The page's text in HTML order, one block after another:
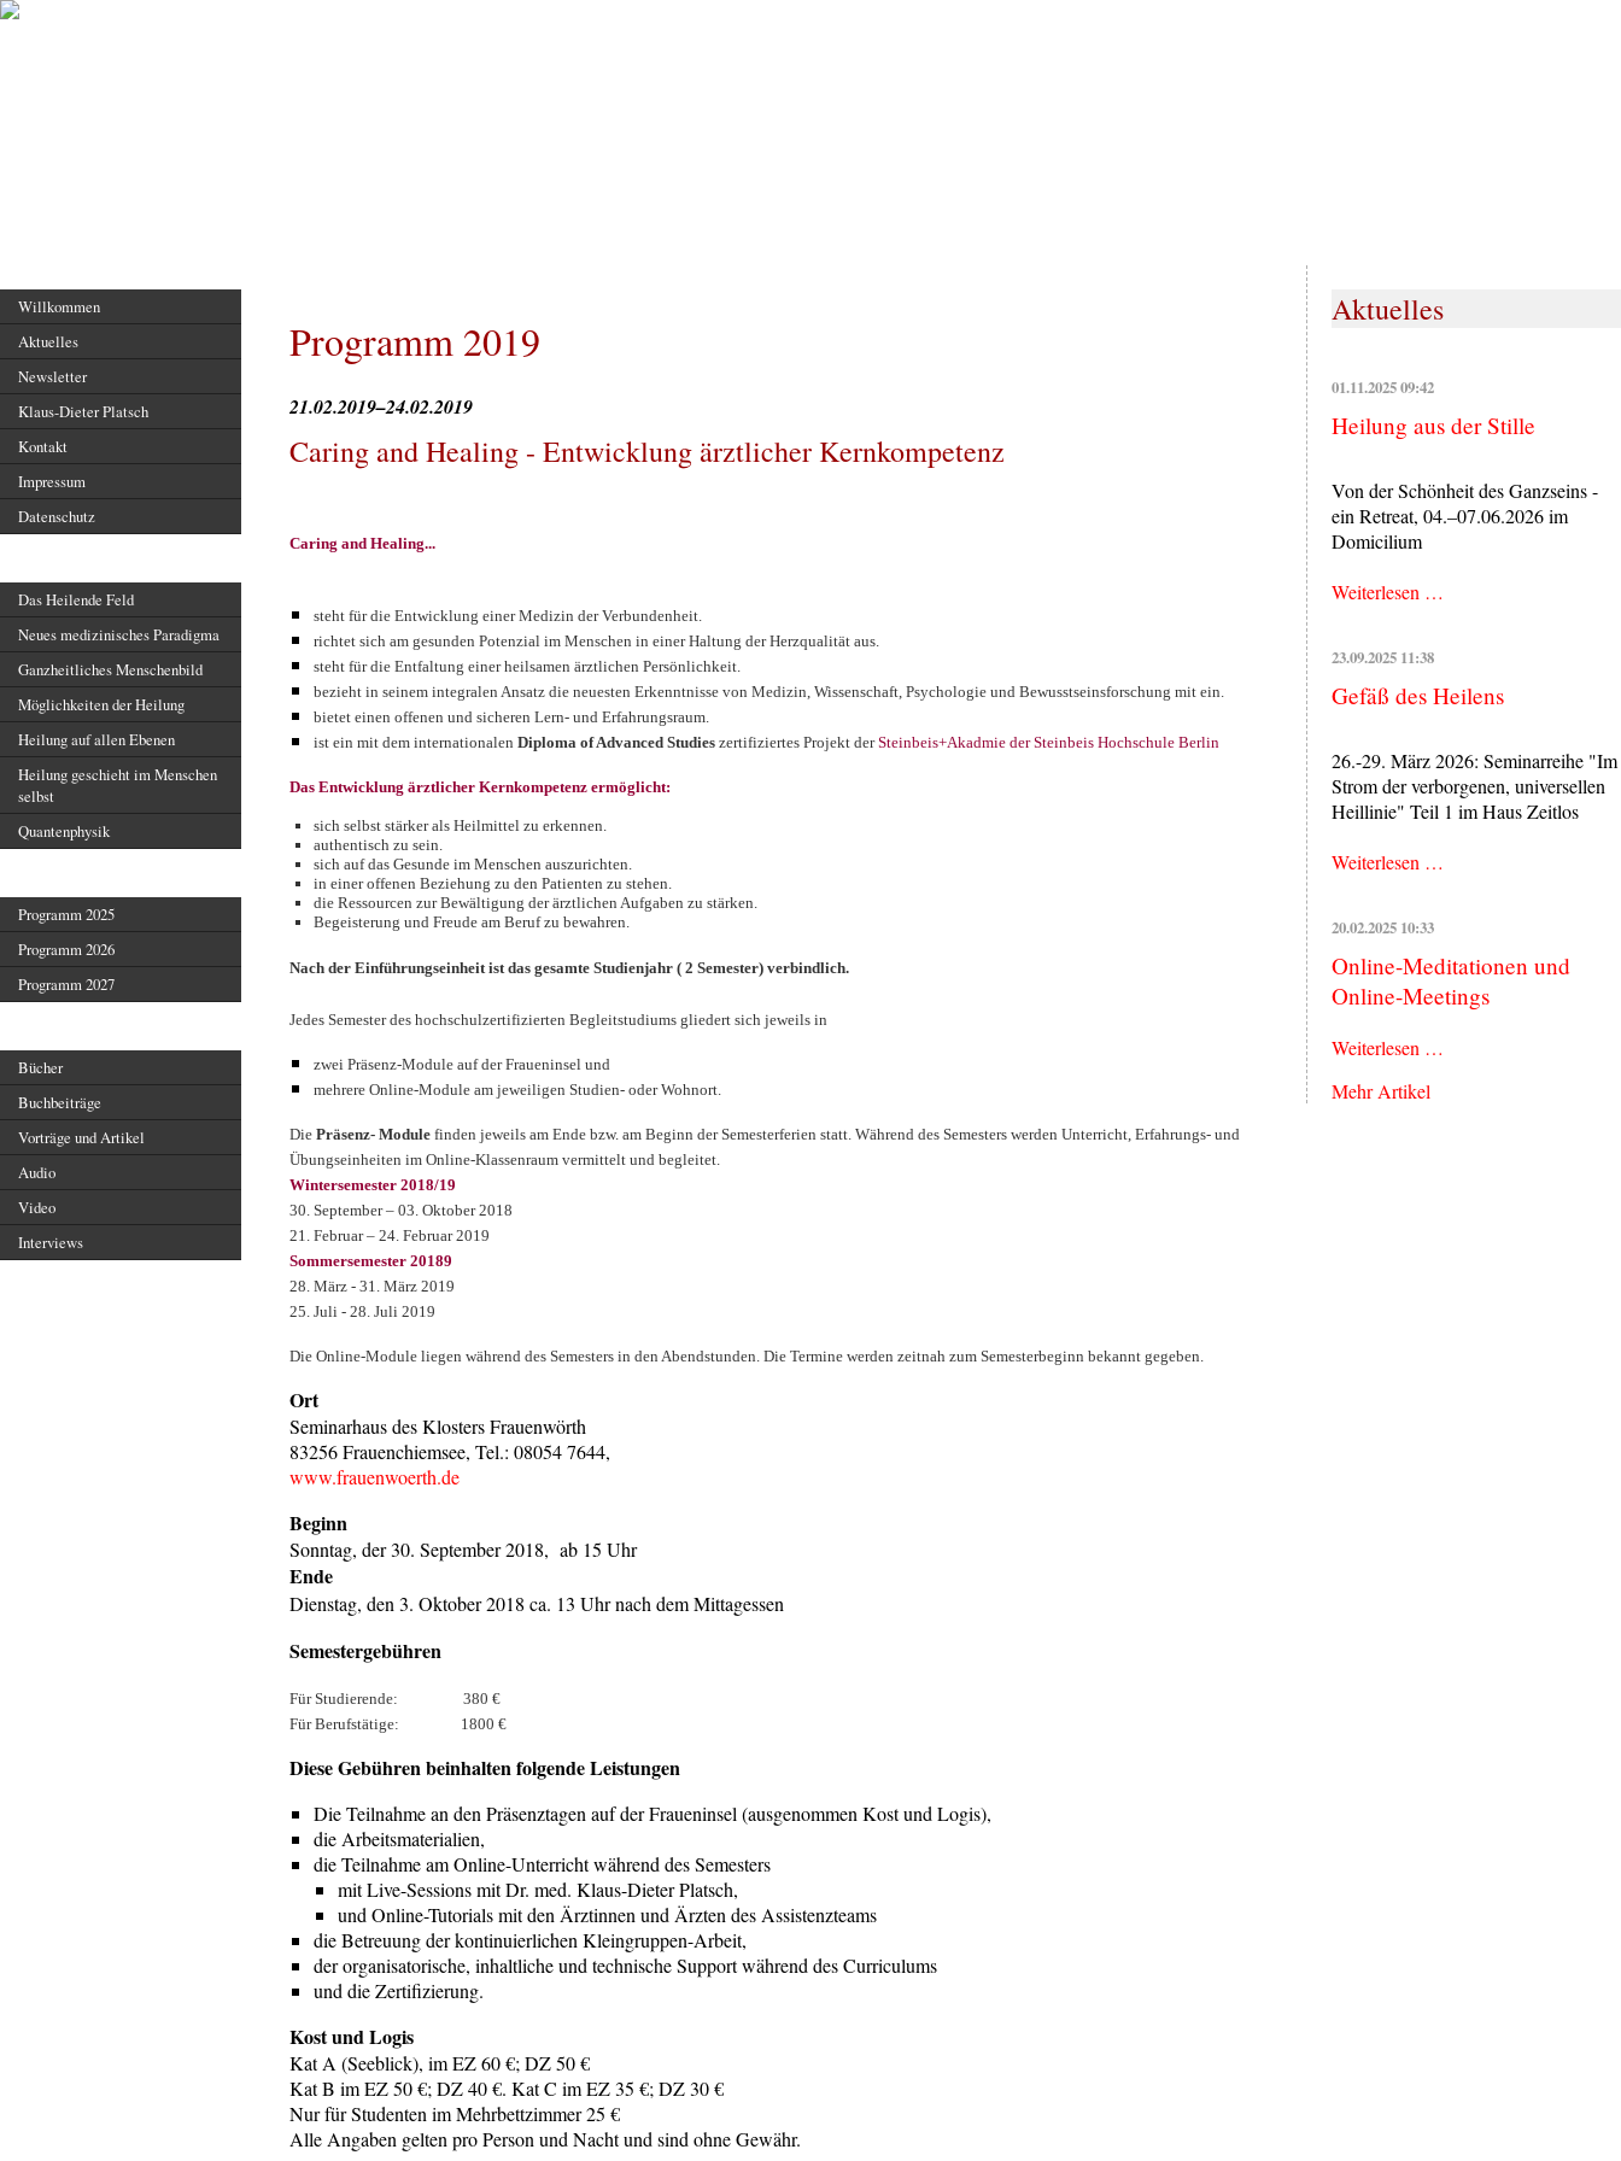
Programm 2019
21.02.2019–24.02.2019
Caring and Healing - Entwicklung ärztlicher Kernkompetenz
Caring and Healing...
steht für die Entwicklung einer Medizin der Verbundenheit.
richtet sich am gesunden Potenzial im Menschen in einer Haltung der Herzqualität aus.
steht für die Entfaltung einer heilsamen ärztlichen Persönlichkeit.
bezieht in seinem integralen Ansatz die neuesten Erkenntnisse von Medizin, Wissenschaft, Psychologie und Bewusstseinsforschung mit ein.
bietet einen offenen und sicheren Lern- und Erfahrungsraum.
ist ein mit dem internationalen Diploma of Advanced Studies zertifiziertes Projekt derSteinbeis+Akadmie der Steinbeis Hochschule Berlin
Das Entwicklung ärztlicher Kernkompetenz ermöglicht:
sich selbst stärker als Heilmittel zu erkennen.
authentisch zu sein.
sich auf das Gesunde im Menschen auszurichten.
in einer offenen Beziehung zu den Patienten zu stehen.
die Ressourcen zur Bewältigung der ärztlichen Aufgaben zu stärken.
Begeisterung und Freude am Beruf zu bewahren.
Nach der Einführungseinheit ist das gesamte Studienjahr ( 2 Semester) verbindlich.
Jedes Semester des hochschulzertifizierten Begleitstudiums gliedert sich jeweils in
zwei Präsenz-Module auf der Fraueninsel und
mehrere Online-Module am jeweiligen Studien- oder Wohnort.
Die Präsenz- Module finden jeweils am Ende bzw. am Beginn der Semesterferien statt. Während des Semesters werden Unterricht, Erfahrungs- und
Übungseinheiten im Online-Klassenraum vermittelt und begleitet.
Wintersemester 2018/19
30. September – 03. Oktober 2018
21. Februar – 24. Februar 2019
Sommersemester 20189
28. März - 31. März 2019
25. Juli - 28. Juli 2019
Die Online-Module liegen während des Semesters in den Abendstunden. Die Termine werden zeitnah zum Semesterbeginn bekannt gegeben.
Ort
Seminarhaus des Klosters Frauenwörth
83256 Frauenchiemsee, Tel.: 08054 7644,
www.frauenwoerth.de
Beginn
Sonntag, der 30. September 2018, ab 15 Uhr
Ende
Dienstag, den 3. Oktober 2018 ca. 13 Uhr nach dem Mittagessen
Semestergebühren
Für Studierende: 380 €
Für Berufstätige: 1800 €
Diese Gebühren beinhalten folgende Leistungen
Die Teilnahme an den Präsenztagen auf der Fraueninsel (ausgenommen Kost und Logis),
die Arbeitsmaterialien,
die Teilnahme am Online-Unterricht während des Semesters
mit Live-Sessions mit Dr. med. Klaus-Dieter Platsch,
und Online-Tutorials mit den Ärztinnen und Ärzten des Assistenzteams
die Betreuung der kontinuierlichen Kleingruppen-Arbeit,
der organisatorische, inhaltliche und technische Support während des Curriculums
und die Zertifizierung.
Kost und Logis
Kat A (Seeblick), im EZ 60 €; DZ 50 €
Kat B im EZ 50 €; DZ 40 €. Kat C im EZ 35 €; DZ 30 €
Nur für Studenten im Mehrbettzimmer 25 €
Alle Angaben gelten pro Person und Nacht und sind ohne Gewähr.
Willkommen
Aktuelles
Newsletter
Klaus-Dieter Platsch
Kontakt
Impressum
Datenschutz
Das Heilende Feld
Neues medizinisches Paradigma
Ganzheitliches Menschenbild
Möglichkeiten der Heilung
Heilung auf allen Ebenen
Heilung geschieht im Menschen
selbst
Quantenphysik
Programm 2025
Programm 2026
Programm 2027
Bücher
Buchbeiträge
Vorträge und Artikel
Audio
Video
Interviews
Aktuelles
01.11.2025 09:42
Heilung aus der Stille
Von der Schönheit des Ganzseins -
ein Retreat, 04.–07.06.2026 im
Domicilium
Weiterlesen …
23.09.2025 11:38
Gefäß des Heilens
26.-29. März 2026: Seminarreihe "Im
Strom der verborgenen, universellen
Heillinie" Teil 1 im Haus Zeitlos
Weiterlesen …
20.02.2025 10:33
Online-Meditationen und
Online-Meetings
Weiterlesen …
Mehr Artikel